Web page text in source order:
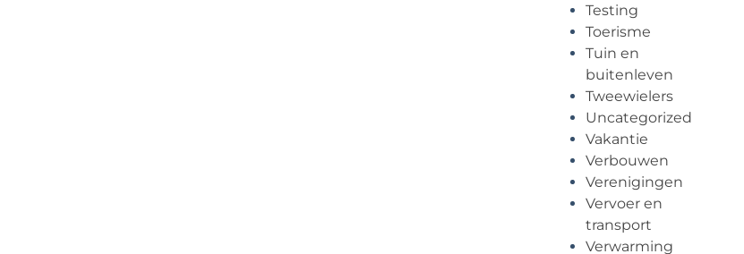
Testing
Toerisme
Tuin en
buitenleven
Tweewielers
Uncategorized
Vakantie
Verbouwen
Verenigingen
Vervoer en
transport
Verwarming